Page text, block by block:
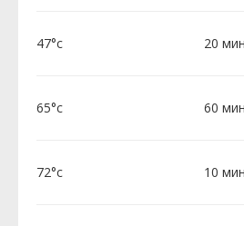
47°c 20
65°c 60
72°c 10